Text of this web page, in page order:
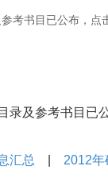
公布，点击下载查看
及参考书目已公
汇总 2012年